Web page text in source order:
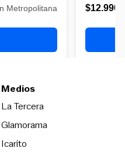
Medios
La TerceraOpens in new
Glamorama
Icarito